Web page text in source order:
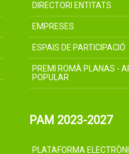
DIRECTORI ENTITATS
EMPRESES
ESPAIS DE PARTICIPACIÓ
PREMI ROMÀ PLANAS -
POPULAR
PAM 2023-2027
PLATAFORMA